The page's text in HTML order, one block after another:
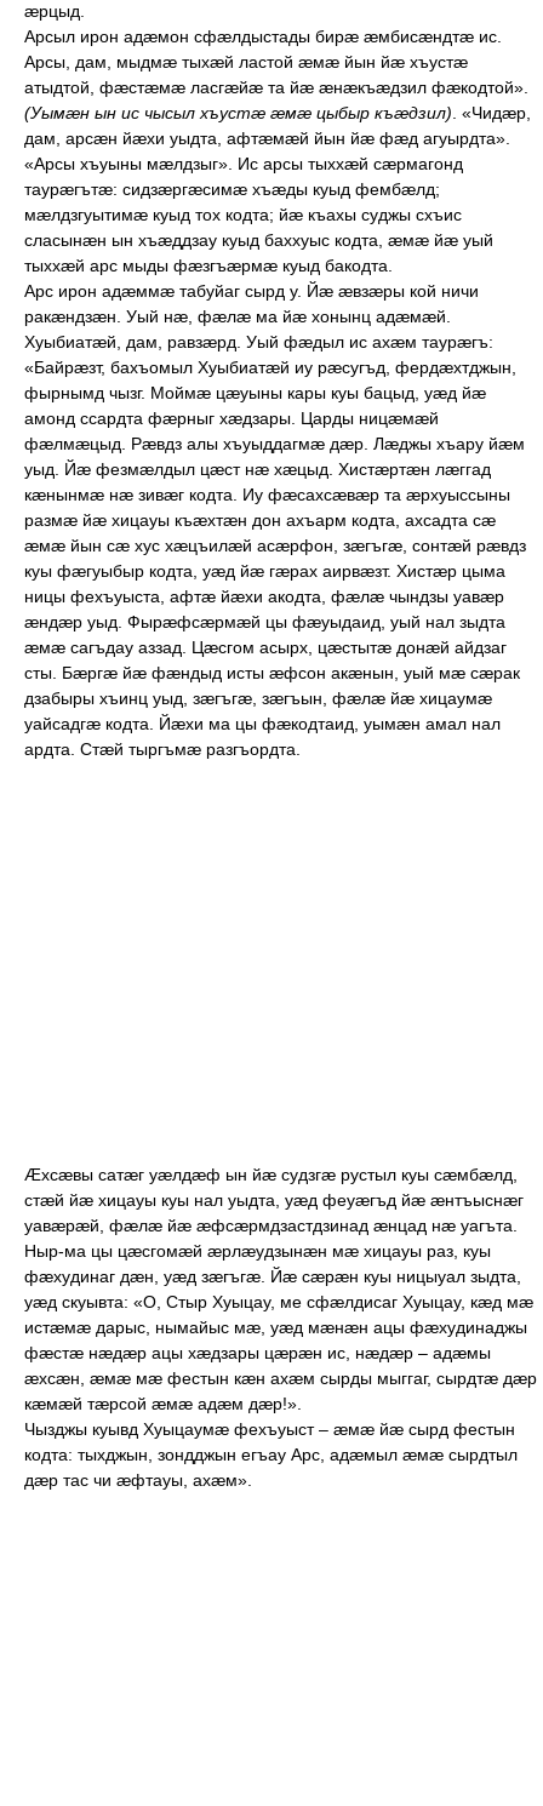
æрцыд.
Арсыл ирон адæмон сфæлдыстады бирæ æмбисæндтæ ис.
Арсы, дам, мыдмæ тыхæй ластой æмæ йын йæ хъустæ
атыдтой, фæстæмæ ласгæйæ та йæ æнæкъæдзил фæкодтой».
(Уымæн ын ис чысыл хъустæ æмæ цыбыр къæдзил) . «Чидæр,
дам, арсæн йæхи уыдта, афтæмæй йын йæ фæд агуырдта».
«Арсы хъуыны мæлдзыг». Ис арсы тыххæй сæрмагонд
таурæгътæ: сидзæргæсимæ хъæды куыд фембæлд;
мæлдзгуытимæ куыд тох кодта; йæ къахы суджы схъис
сласынæн ын хъæддзау куыд баххуыс кодта, æмæ йæ уый
тыххæй арс мыды фæзгъæрмæ куыд бакодта.
Арс ирон адæммæ табуйаг сырд у. Йæ æвзæры кой ничи
ракæндзæн. Уый нæ, фæлæ ма йæ хонынц адæмæй.
Хуыбиатæй, дам, равзæрд. Уый фæдыл ис ахæм таурæгъ:
«Байрæзт, бахъомыл Хуыбиатæй иу рæсугъд, фердæхтджын,
фырнымд чызг. Моймæ цæуыны кары куы бацыд, уæд йæ
амонд ссардта фæрныг хæдзары. Царды ницæмæй
фæлмæцыд. Рæвдз алы хъуыддагмæ дæр. Лæджы хъару йæм
уыд. Йæ фезмæлдыл цæст нæ хæцыд. Хистæртæн лæггад
кæнынмæ нæ зивæг кодта. Иу фæсахсæвæр та æрхуыссыны
размæ йæ хицауы къæхтæн дон ахъарм кодта, ахсадта сæ
æмæ йын сæ хус хæцъилæй асæрфон, зæгъгæ, сонтæй рæвдз
куы фæгуыбыр кодта, уæд йæ гæрах аирвæзт. Хистæр цыма
ницы фехъуыста, афтæ йæхи акодта, фæлæ чындзы уавæр
æндæр уыд. Фырæфсæрмæй цы фæуыдаид, уый нал зыдта
æмæ сагъдау аззад. Цæсгом асырх, цæстытæ донæй айдзаг
сты. Бæргæ йæ фæндыд исты æфсон акæнын, уый мæ сæрак
дзабыры хъинц уыд, зæгъгæ, зæгъын, фæлæ йæ хицаумæ
уайсадгæ кодта. Йæхи ма цы фæкодтаид, уымæн амал нал
ардта. Стæй тыргъмæ разгъордта.
Æхсæвы сатæг уæлдæф ын йæ судзгæ рустыл куы сæмбæлд,
стæй йæ хицауы куы нал уыдта, уæд феуæгъд йæ æнтъыснæг
уавæрæй, фæлæ йæ æфсæрмдзастдзинад æнцад нæ уагъта.
Ныр-ма цы цæсгомæй æрлæудзынæн мæ хицауы раз, куы
фæхудинаг дæн, уæд зæгъгæ. Йæ сæрæн куы ницыуал зыдта,
уæд скуывта: «О, Стыр Хуыцау, ме сфæлдисаг Хуыцау, кæд мæ
истæмæ дарыс, нымайыс мæ, уæд мæнæн ацы фæхудинаджы
фæстæ нæдæр ацы хæдзары цæрæн ис, нæдæр – адæмы
æхсæн, æмæ мæ фестын кæн ахæм сырды мыггаг, сырдтæ дæр
кæмæй тæрсой æмæ адæм дæр!».
Чызджы куывд Хуыцаумæ фехъуыст – æмæ йæ сырд фестын
кодта: тыхджын, зондджын егъау Арс, адæмыл æмæ сырдтыл
дæр тас чи æфтауы, ахæм».